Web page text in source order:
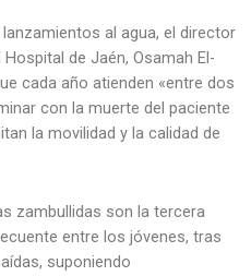
al agua, el director
de Jaén, Osamah El-
cada año atienden «entre dos
con la muerte del paciente
la movilidad y la calidad de
zambullidas son la tercera
entre los jóvenes, tras
suponiendo